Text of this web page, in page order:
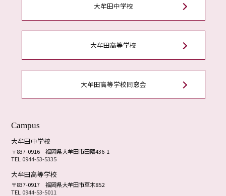
大牟田中学校
大牟田高等学校
大牟田高等学校同窓会
Campus
大牟田中学校
〒837-0916福岡県大牟田市田隈436-1
TEL 0944-53-5335
大牟田高等学校
〒837-0917福岡県大牟田市草木852
TEL 0944-53-5011